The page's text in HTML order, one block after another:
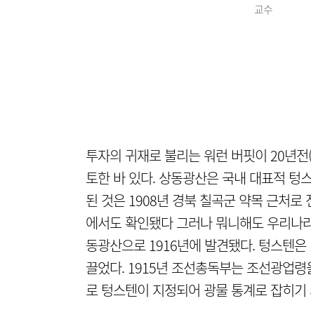
교수
투자의 귀재로 불리는 워런 버핏이 20년
토한 바 있다. 상동광산은 국내 대표적 텅
된 것은 1908년 경북 칠곡군 약목 근처로
에서도 확인됐다 그러나 뭐니해도 우리
동광산으로 1916년에 발견됐다. 텅스텐
끌었다. 1915년 조선총독부는 조선광업
로 텅스텐이 지정되어 광물 통계로 잡히기